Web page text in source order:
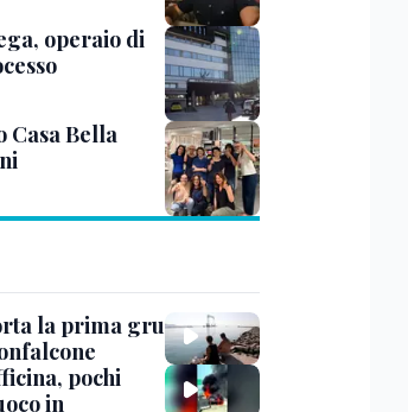
operaio di
Casa Bella
la prima gru
pochi
in